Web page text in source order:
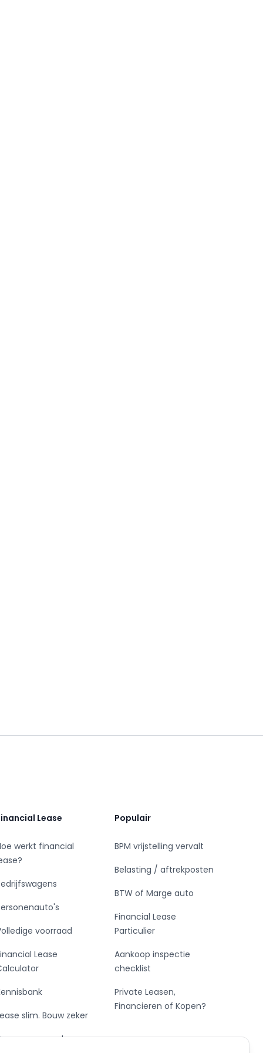
Lease
werkt financial
voorraad
Lease
slim. Bouw zeker
vormen van lease
Populair
BPM vrijstelling vervalt
Belasting / aftrekposten
BTW of Marge auto
Financial Lease
Particulier
Aankoop inspectie
checklist
Private Leasen,
Financieren of Kopen?